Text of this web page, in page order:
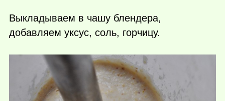
Выкладываем в чашу блендера,
добавляем уксус, соль, горчицу.